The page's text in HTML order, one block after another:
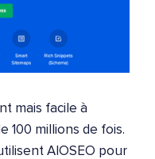
mais facile à
100 millions de fois.
AIOSEO pour